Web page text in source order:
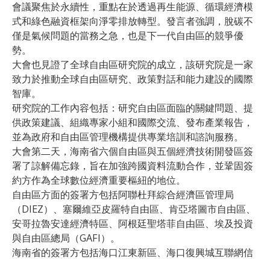
會議聚焦於永續性，重點在於透過再生能源、循環經濟模
式和綠色融資框架向淨零排放轉型。發言者強調，脫碳不
僅是氣候問題的當務之急，也是下一代自由區的競爭優
勢。
大會也見證了全球自由區研究院的成立，該研究院是一家
致力於推動全球自由區研究、政策對話和能力建設的國際
智庫。
研究院的工作內容包括：研究自由區面臨的關鍵問題、提
供政策建議、組織專家小組和國際交流、發布產業報告，
並為政府和自由區管理機構提供專業培訓和諮詢服務。
大會第二天，海南省六個自由區與五個經濟技術開發區簽
署了諒解備忘錄，旨在加強跨國資料流動合作，並鞏固簽
約方作為全球數位經濟重要樞紐的地位。
自由區方面的簽署方包括阿聯杜拜綜合經濟區管理局
（DIEZ）、塞爾維亞皮羅特自由區、肯亞塔圖市自由區、
安哥拉魯安達經濟特區、阿根廷聖塔菲自由區、埃及投資
與自由區總局（GAFI）。
海南省的簽署方包括海口江東新區、海口復興城互聯網信